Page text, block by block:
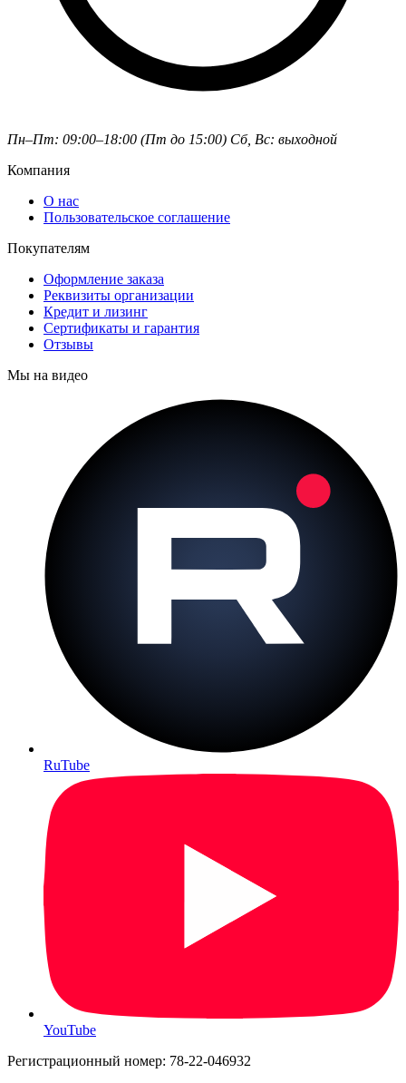
Пн–Пт: 09:00–18:00 (Пт до 15:00) Сб, Вс: выходной
Компания
О нас
Пользовательское соглашение
Покупателям
Оформление заказа
Реквизиты организации
Кредит и лизинг
Сертификаты и гарантия
Отзывы
Мы на видео
RuTube
YouTube
Регистрационный номер: 78-22-046932